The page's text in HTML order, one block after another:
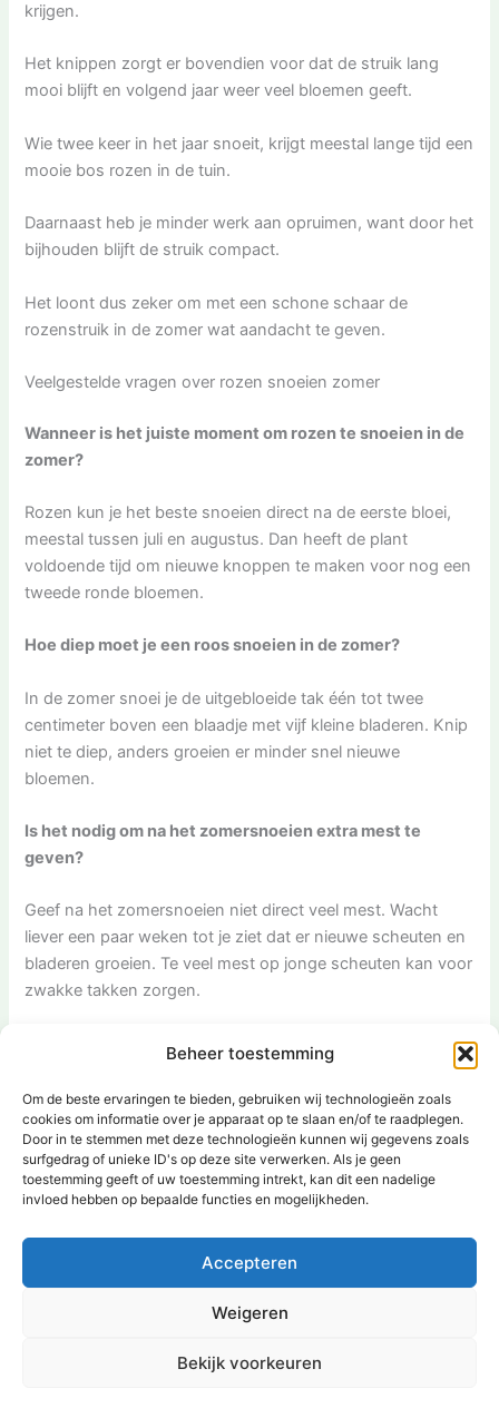
Beheer toestemming
Om de beste ervaringen te bieden, gebruiken wij technologieën zoals
cookies om informatie over je apparaat op te slaan en/of te raadplegen.
Door in te stemmen met deze technologieën kunnen wij gegevens zoals
surfgedrag of unieke ID's op deze site verwerken. Als je geen
toestemming geeft of uw toestemming intrekt, kan dit een nadelige
invloed hebben op bepaalde functies en mogelijkheden.
Accepteren
Weigeren
Bekijk voorkeuren
krijgen.
Het knippen zorgt er bovendien voor dat de struik lang
mooi blijft en volgend jaar weer veel bloemen geeft.
Wie twee keer in het jaar snoeit, krijgt meestal lange tijd een
mooie bos rozen in de tuin.
Daarnaast heb je minder werk aan opruimen, want door het
bijhouden blijft de struik compact.
Het loont dus zeker om met een schone schaar de
rozenstruik in de zomer wat aandacht te geven.
Veelgestelde vragen over rozen snoeien zomer
Wanneer is het juiste moment om rozen te snoeien in de
zomer?
Rozen kun je het beste snoeien direct na de eerste bloei,
meestal tussen juli en augustus. Dan heeft de plant
voldoende tijd om nieuwe knoppen te maken voor nog een
tweede ronde bloemen.
Hoe diep moet je een roos snoeien in de zomer?
In de zomer snoei je de uitgebloeide tak één tot twee
centimeter boven een blaadje met vijf kleine bladeren. Knip
niet te diep, anders groeien er minder snel nieuwe
bloemen.
Is het nodig om na het zomersnoeien extra mest te
geven?
Geef na het zomersnoeien niet direct veel mest. Wacht
liever een paar weken tot je ziet dat er nieuwe scheuten en
bladeren groeien. Te veel mest op jonge scheuten kan voor
zwakke takken zorgen.
Moet ik oude bloemen meteen wegknippen?
Het werkt goed om oude bloemen direct weg te knippen.
De plant stopt dan met het maken van zaad en gaat weer
nieuwe bloemen vormen. Zo geniet je langer van een
bloeiende rozenstruik.